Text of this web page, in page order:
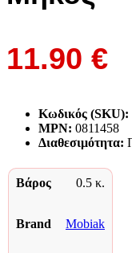
11.90 €
Κωδικός (SKU):
MPN: 0811458
Διαθεσιμότητα:
Βάρος 0.5 κ.
Brand Mobiak